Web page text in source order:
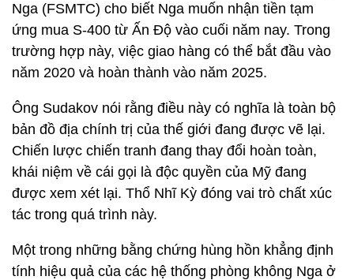
Nga (FSMTC) cho biết Nga muốn nhận tiền tạm
ứng mua S-400 từ Ấn Độ vào cuối năm nay. Trong
trường hợp này, việc giao hàng có thể bắt đầu vào
năm 2020 và hoàn thành vào năm 2025.
Ông Sudakov nói rằng điều này có nghĩa là toàn bộ
bản đồ địa chính trị của thế giới đang được vẽ lại.
Chiến lược chiến tranh đang thay đổi hoàn toàn,
khái niệm về cái gọi là độc quyền của Mỹ đang
được xem xét lại. Thổ Nhĩ Kỳ đóng vai trò chất xúc
tác trong quá trình này.
Một trong những bằng chứng hùng hồn khẳng định
tính hiệu quả của các hệ thống phòng không Nga ở